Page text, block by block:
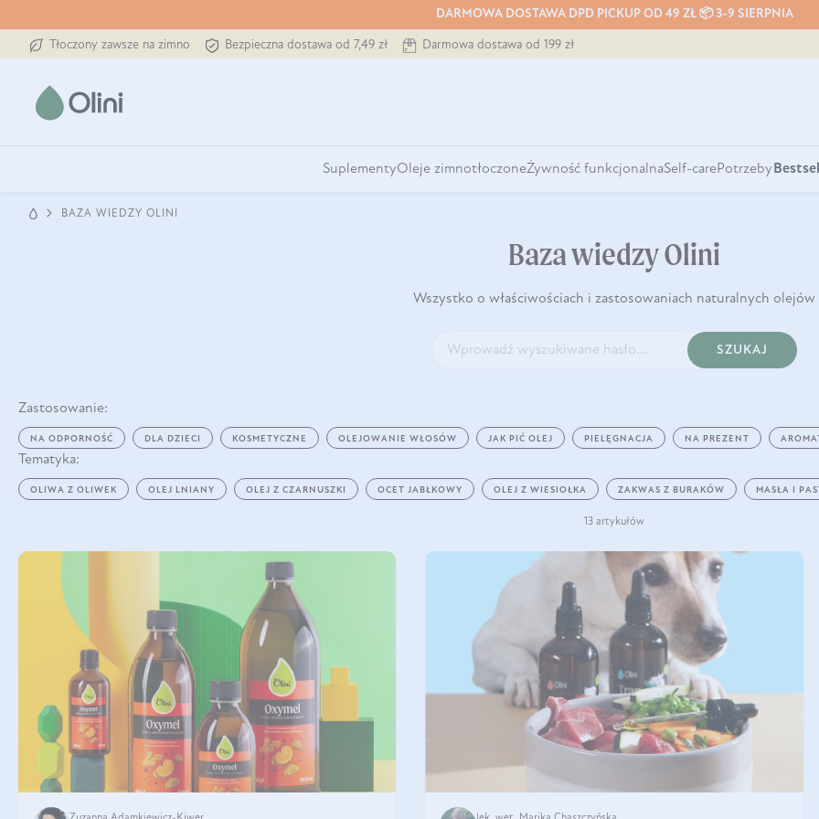
DARMOWA DOSTAWA DPD PICKUP OD 49 ZŁ 📦 3-9 SIERPNIA
Tłoczony zawsze na zimno Bezpieczna dostawa od 7,49 zł Darmowa dostawa od 199 zł
SuplementyOleje zimnotłoczoneŻywność funkcjonalnaSelf-carePotrzeby
BAZA WIEDZY OLINI
Baza wiedzy Olini
Wszystko o właściwościach i zastosowaniach naturalnych olejów
SZUKAJ
Zastosowanie:
NA ODPORNOŚĆ DLA DZIECI KOSMETYCZNE OLEJOWANIE WŁOSÓW JAK PIĆ OLEJ PIELĘGNACJA NA PREZENT
Tematyka:
OLIWA Z OLIWEK OLEJ LNIANY OLEJ Z CZARNUSZKI OCET JABŁKOWY OLEJ Z WIESIOŁKA ZAKWAS Z BURAKÓW MASŁA I
13 artykułów